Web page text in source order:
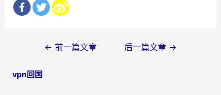
导
← 前一篇文章 后一篇文章 →
vpn回国